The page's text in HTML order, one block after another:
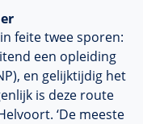
feite twee sporen:
een opleiding
en gelijktijdig het
is deze route
‘De meeste